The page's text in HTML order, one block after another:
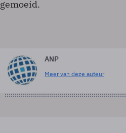
gemoeid.
ANP
Meer van deze auteur